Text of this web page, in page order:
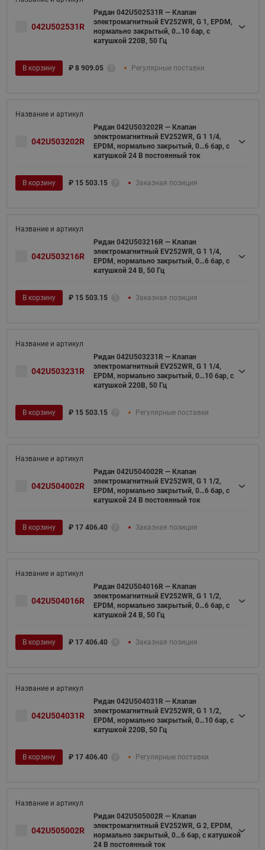
042U502531R
Ридан 042U502531R — Клапан
электромагнитный EV252WR, G 1, EPDM,
нормально закрытый, 0…10 бар, с
катушкой 220В, 50 Гц
В корзину ₽ 8 909.05 Регулярные поставки
042U503202R
Ридан 042U503202R — Клапан
электромагнитный EV252WR, G 1 1/4,
EPDM, нормально закрытый, 0…6 бар, с
катушкой 24 В постоянный ток
В корзину ₽ 15 503.15 Заказная позиция
042U503216R
Ридан 042U503216R — Клапан
электромагнитный EV252WR, G 1 1/4,
EPDM, нормально закрытый, 0…6 бар, с
катушкой 24 В, 50 Гц
В корзину ₽ 15 503.15 Заказная позиция
042U503231R
Ридан 042U503231R — Клапан
электромагнитный EV252WR, G 1 1/4,
EPDM, нормально закрытый, 0…10 бар, с
катушкой 220В, 50 Гц
В корзину ₽ 15 503.15 Регулярные поставки
042U504002R
Ридан 042U504002R — Клапан
электромагнитный EV252WR, G 1 1/2,
EPDM, нормально закрытый, 0…6 бар, с
катушкой 24 В постоянный ток
В корзину ₽ 17 406.40 Заказная позиция
042U504016R
Ридан 042U504016R — Клапан
электромагнитный EV252WR, G 1 1/2,
EPDM, нормально закрытый, 0…6 бар, с
катушкой 24 В, 50 Гц
В корзину ₽ 17 406.40 Заказная позиция
042U504031R
Ридан 042U504031R — Клапан
электромагнитный EV252WR, G 1 1/2,
EPDM, нормально закрытый, 0…10 бар, с
катушкой 220В, 50 Гц
В корзину ₽ 17 406.40 Регулярные поставки
042U505002R
Ридан 042U505002R — Клапан
электромагнитный EV252WR, G 2, EPDM,
нормально закрытый, 0…6 бар, с катушкой
24 В постоянный ток